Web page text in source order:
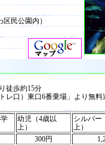
民公園内）
徒歩約15分
口）東口6番乗場」より無料
幼児（4歳以
上）
シルバー
上）
300円